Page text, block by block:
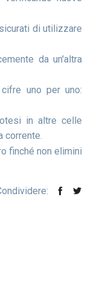
di utilizzare
da un'altra
uno per uno:
in altre celle
corrente.
finché non elimini
Condividere: